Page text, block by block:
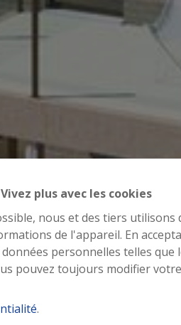
Vivez plus avec les cookies
nous et des tiers utilisons
de l'appareil. En
personnelles telles
pouvez toujours modifier
.